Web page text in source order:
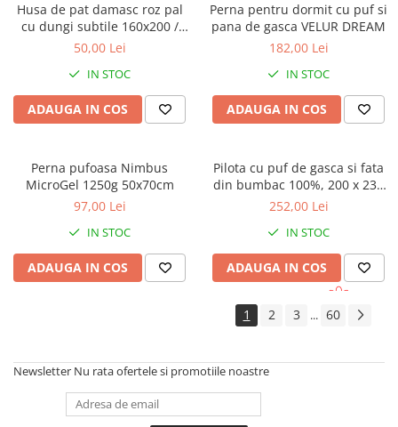
Husa de pat damasc roz pal
cu dungi subtile 160x200 /
180x200 + 2 fete perna
50,00 Lei
IN STOC
ADAUGA IN COS
Perna pentru dormit cu puf si
pana de gasca VELUR DREAM
182,00 Lei
IN STOC
ADAUGA IN COS
Perna pufoasa Nimbus
MicroGel 1250g 50x70cm
97,00 Lei
IN STOC
ADAUGA IN COS
Pilota cu puf de gasca si fata
din bumbac 100%, 200 x 230
cm
252,00 Lei
IN STOC
ADAUGA IN COS
1 2 3 ... 60
Newsletter Nu rata ofertele si promotiile noastre